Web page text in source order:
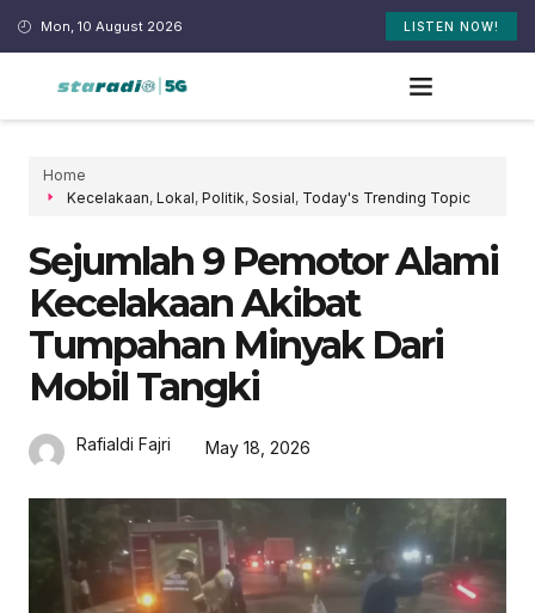
Mon, 10 August 2026 LISTEN NOW!
Home
Kecelakaan, Lokal, Politik, Sosial, Today's Trending Topic
Sejumlah 9 Pemotor Alami
Kecelakaan Akibat
Tumpahan Minyak Dari
Mobil Tangki
Rafialdi Fajri May 18, 2026